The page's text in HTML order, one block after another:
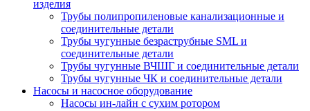
изделия
Трубы полипропиленовые канализационные и
соединительные детали
Трубы чугунные безраструбные SML и
соединительные детали
Трубы чугунные ВЧШГ и соединительные детали
Трубы чугунные ЧК и соединительные детали
Насосы и насосное оборудование
Насосы ин-лайн с сухим ротором